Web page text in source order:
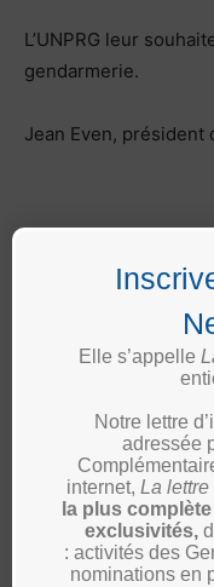
L’UNPRG leur
gendarmerie.
Jean Even, président
Maine-et-Loire : trois
adhérents de l’UD49
distingués de la
jeunesse, des sports et
l’engagement associatif.
Elle s’appelle
Notre lettre
adressée
internet, La lettre
la plus complète
exclusivités,
: activités des
nominations en